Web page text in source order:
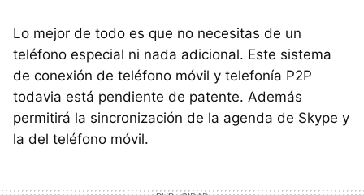
Lo mejor de todo es que no necesitas de un
teléfono especial ni nada adicional. Este sistema
de conexión de teléfono móvil y telefonía P2P
todavia está pendiente de patente. Además
permitirá la sincronización de la agenda de Skype y
la del teléfono móvil.